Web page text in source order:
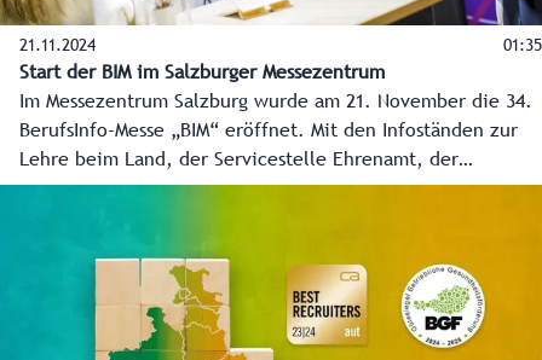
21.11.2024 01:35
Start der BIM im Salzburger Messezentrum
Im Messezentrum Salzburg wurde am 21. November die 34.
BerufsInfo-Messe „BIM“ eröffnet. Mit den Infoständen zur
Lehre beim Land, der Servicestelle Ehrenamt, der
Bildungsdirektion sowie den Landwirtschaftlichen